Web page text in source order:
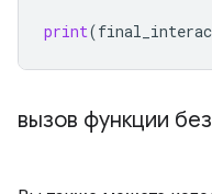
print(
вызов функции